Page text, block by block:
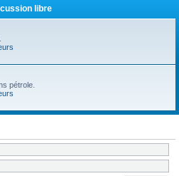
libre
pétrole.